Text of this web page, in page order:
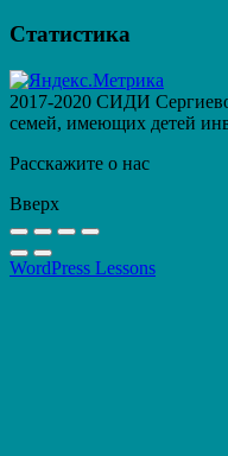
Статистика
2017-2020 СИДИ
семей, имеющих детей
Расскажите о нас
Вверх
WordPress Lessons